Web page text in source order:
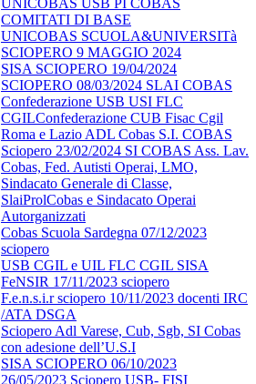
UNICOBAS USB PI COBAS
COMITATI DI BASE
UNICOBAS SCUOLA&UNIVERSITà
SCIOPERO 9 MAGGIO 2024
SISA SCIOPERO 19/04/2024
SCIOPERO 08/03/2024 SLAI COBAS
Confederazione USB USI FLC
CGILConfederazione CUB Fisac Cgil
Roma e Lazio ADL Cobas S.I. COBAS
Sciopero 23/02/2024 SI COBAS Ass. Lav.
Cobas, Fed. Autisti Operai, LMO,
Sindacato Generale di Classe,
SlaiProlCobas e Sindacato Operai
Autorganizzati
Cobas Scuola Sardegna 07/12/2023
sciopero
USB CGIL e UIL FLC CGIL SISA
FeNSIR 17/11/2023 sciopero
F.e.n.s.i.r sciopero 10/11/2023 docenti IRC
/ATA DSGA
Sciopero Adl Varese, Cub, Sgb, SI Cobas
con adesione dell’U.S.I
SISA SCIOPERO 06/10/2023
26/05/2023 Sciopero USB- FISI